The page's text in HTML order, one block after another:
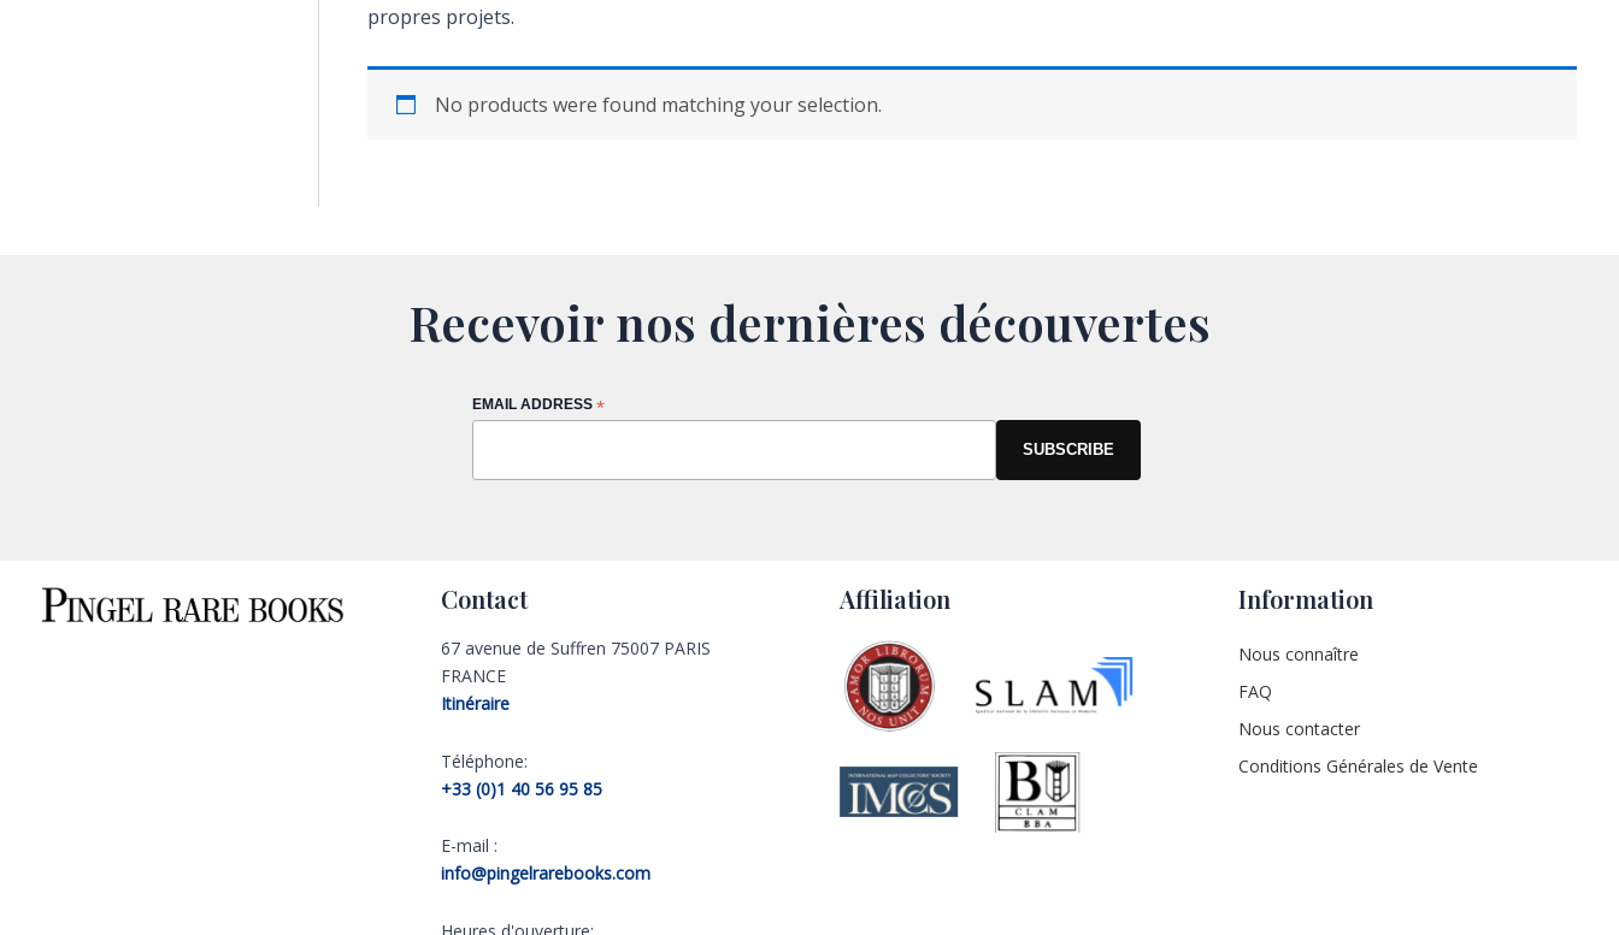
propres projets.
No products were found matching your selection.
Recevoir nos dernières découvertes
EMAIL ADDRESS *
Contact
67 avenue de Suffren 75007 PARIS
FRANCE
Itinéraire
Téléphone:
+33 (0)1 40 56 95 85
E-mail :
info@pingelrarebooks.com
Heures d'ouverture:
Affiliation Information
Nous connaître
FAQ
Nous contacter
Conditions Générales de Vente